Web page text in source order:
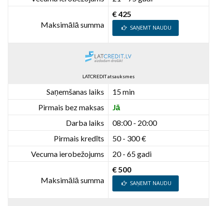
Maksimālā summa
€ 425
SAŅEMT NAUDU
LATCREDIT atsauksmes
Saņemšanas laiks
15 min
Pirmais bez maksas
Jā
Darba laiks
08:00 - 20:00
Pirmais kredīts
50 - 300 €
Vecuma ierobežojums
20 - 65 gadi
Maksimālā summa
€ 500
SAŅEMT NAUDU